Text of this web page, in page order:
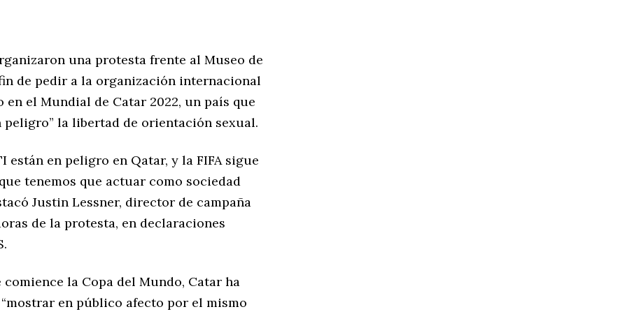
una protesta frente al Museo de
de pedir a la organización internacional
el Mundial de Catar 2022, un país que
peligro” la libertad de orientación sexual.
están en peligro en Qatar, y la FIFA sigue
tenemos que actuar como sociedad
Justin Lessner, director de campaña
de la protesta, en declaraciones
comience la Copa del Mundo, Catar ha
en público afecto por el mismo